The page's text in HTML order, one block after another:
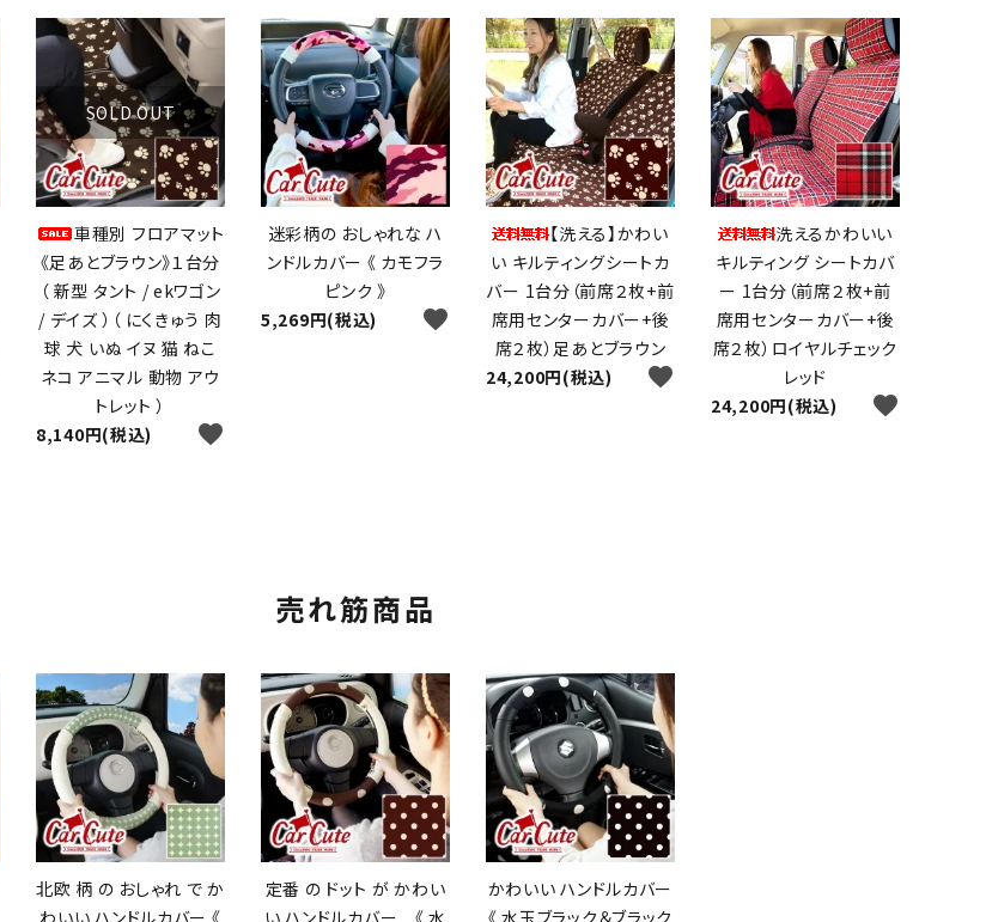
SOLD OUT
車種別 フロアマット
《足あとブラウン》１台分
（ 新型 タント / ekワゴン
/ デイズ ）（ にくきゅう 肉
球 犬 いぬ イヌ 猫 ねこ
ネコ アニマル 動物 アウ
トレット ）
8,140円(税込)
favorite
迷彩柄の おしゃれな ハ
ンドルカバー 《 カモフラ
ピンク 》
5,269円(税込)
favorite
【洗える】かわい
い キルティングシートカ
バー 1台分（前席２枚+前
席用センターカバー+後
席２枚）足あとブラウン
24,200円(税込)
favorite
洗えるかわいい
キルティング シートカバ
ー 1台分（前席２枚+前
席用センターカバー+後
席２枚）ロイヤルチェック
レッド
24,200円(税込)
favorite
売れ筋商品
北欧 柄 の おしゃれ で か
定番 の ドット が かわい
かわいい ハンドルカバー